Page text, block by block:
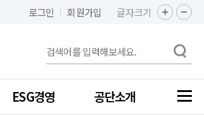
로그인 회원가입 글자크기
ESG경영 공단소개